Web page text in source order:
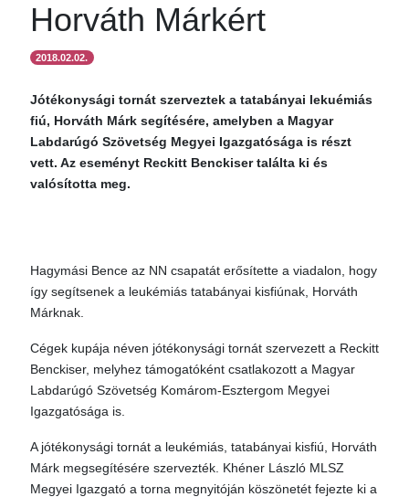
Horváth Márkért
2018.02.02.
Jótékonysági tornát szerveztek a tatabányai lekuémiás
fiú, Horváth Márk segítésére, amelyben a Magyar
Labdarúgó Szövetség Megyei Igazgatósága is részt
vett. Az eseményt Reckitt Benckiser találta ki és
valósította meg.
Hagymási Bence az NN csapatát erősítette a viadalon, hogy
így segítsenek a leukémiás tatabányai kisfiúnak, Horváth
Márknak.
Cégek kupája néven jótékonysági tornát szervezett a Reckitt
Benckiser, melyhez támogatóként csatlakozott a Magyar
Labdarúgó Szövetség Komárom-Esztergom Megyei
Igazgatósága is.
A jótékonysági tornát a leukémiás, tatabányai kisfiú, Horváth
Márk megsegítésére szervezték. Khéner László MLSZ
Megyei Igazgató a torna megnyitóján köszönetét fejezte ki a